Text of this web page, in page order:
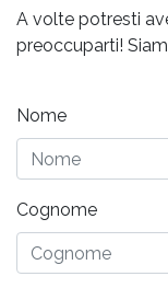
A volte potresti
preoccuparti!
Nome
Cognome